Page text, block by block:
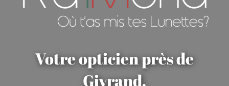
Votre opticien près de
Givrand,